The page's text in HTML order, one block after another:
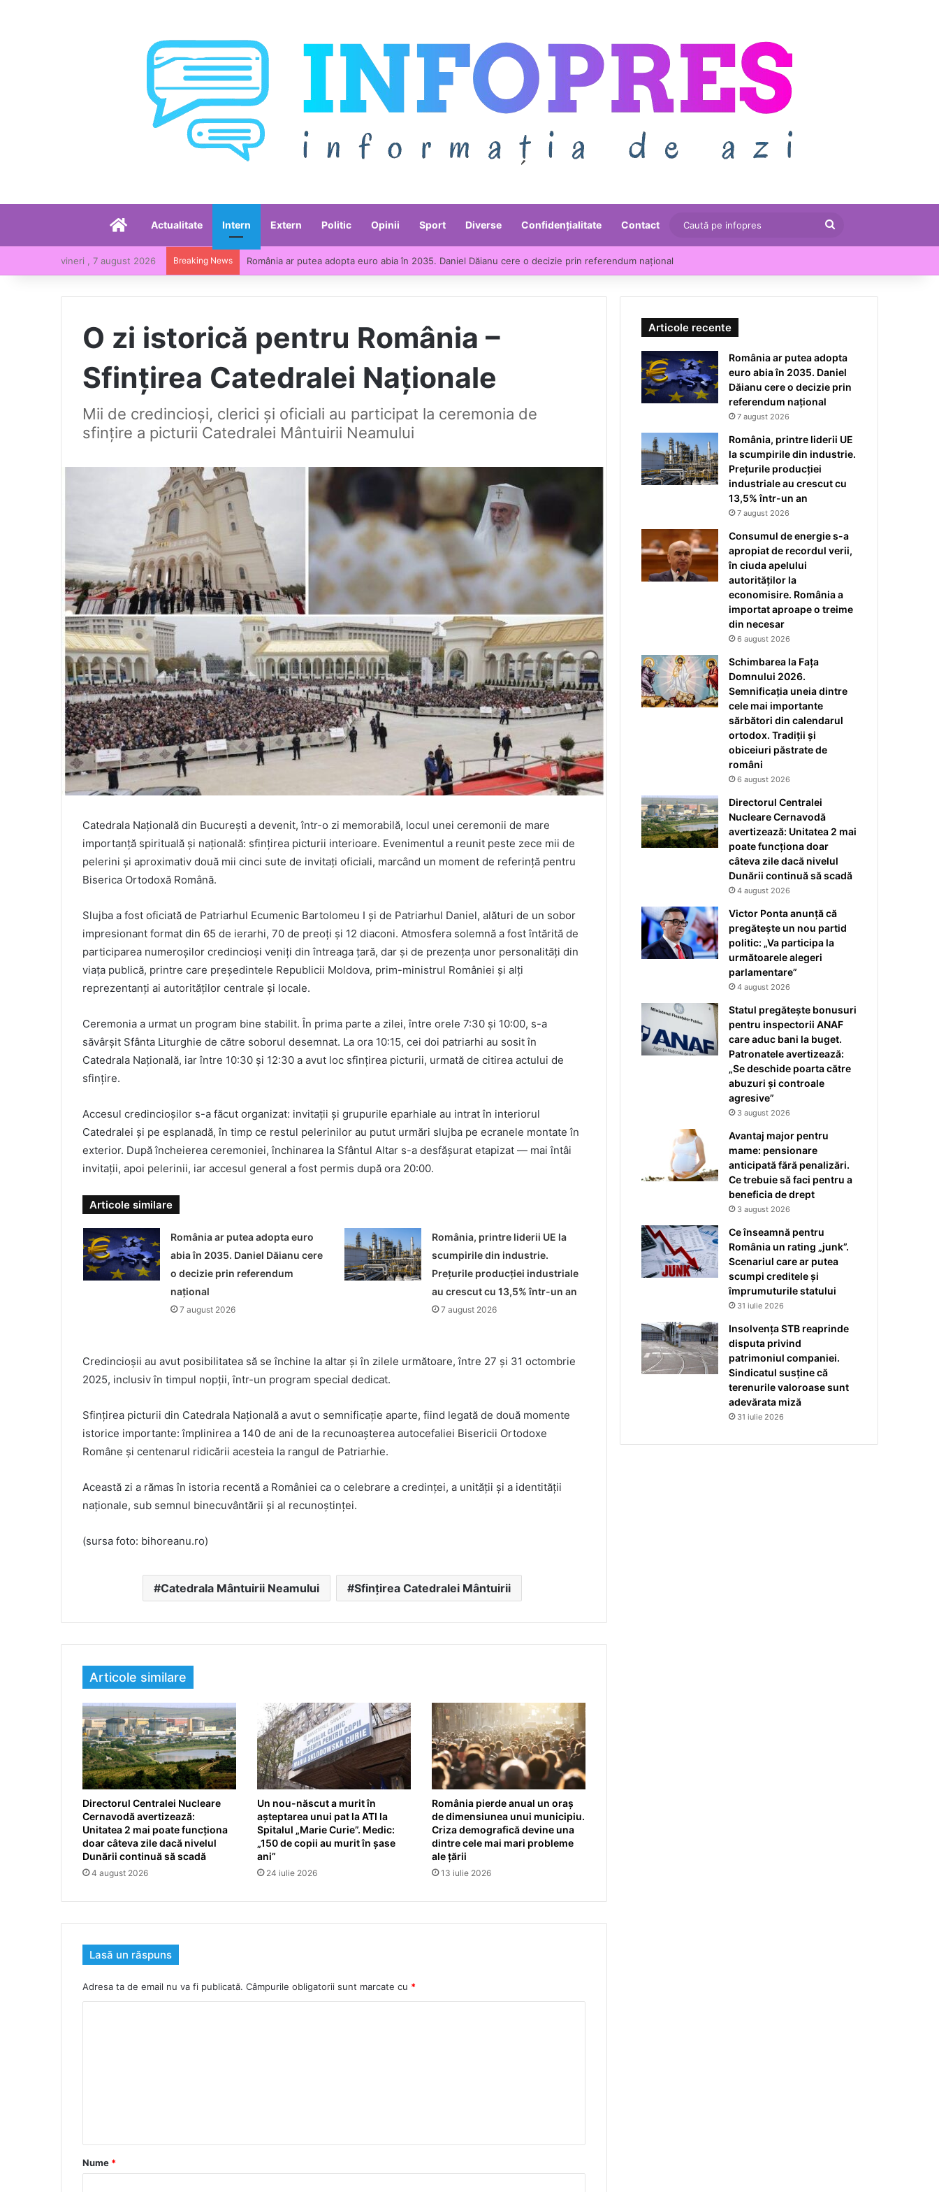
AcasăActualitate Intern Extern Politic Opinii Sport Diverse Confidențialitate Contact
Caută
pe
infopres
vineri , 7 august 2026 Breaking News România, printre liderii UE la scumpirile din industrie. Prețurile producției industriale au crescut cu 13,5% într-un an
O zi istorică pentru România –
Sfințirea Catedralei Naționale
Mii de credincioși, clerici și oficiali au participat la ceremonia de
sfințire a picturii Catedralei Mântuirii Neamului
Catedrala Națională din București a devenit, într-o zi memorabilă, locul unei ceremonii de mare
importanță spirituală și națională: sfințirea picturii interioare. Evenimentul a reunit peste zece mii de
pelerini și aproximativ două mii cinci sute de invitați oficiali, marcând un moment de referință pentru
Biserica Ortodoxă Română.
Slujba a fost oficiată de Patriarhul Ecumenic Bartolomeu I și de Patriarhul Daniel, alături de un sobor
impresionant format din 65 de ierarhi, 70 de preoți și 12 diaconi. Atmosfera solemnă a fost întărită de
participarea numeroșilor credincioși veniți din întreaga țară, dar și de prezența unor personalități din
viața publică, printre care președintele Republicii Moldova, prim-ministrul României și alți
reprezentanți ai autorităților centrale și locale.
Ceremonia a urmat un program bine stabilit. În prima parte a zilei, între orele 7:30 și 10:00, s-a
săvârșit Sfânta Liturghie de către soborul desemnat. La ora 10:15, cei doi patriarhi au sosit în
Catedrala Națională, iar între 10:30 și 12:30 a avut loc sfințirea picturii, urmată de citirea actului de
sfințire.
Accesul credincioșilor s-a făcut organizat: invitații și grupurile eparhiale au intrat în interiorul
Catedralei și pe esplanadă, în timp ce restul pelerinilor au putut urmări slujba pe ecranele montate în
exterior. După încheierea ceremoniei, închinarea la Sfântul Altar s-a desfășurat etapizat — mai întâi
invitații, apoi pelerinii, iar accesul general a fost permis după ora 20:00.
Articole similare
România ar putea adopta euro
abia în 2035. Daniel Dăianu cere
o decizie prin referendum
național
7 august 2026
România, printre liderii UE la
scumpirile din industrie.
Prețurile producției industriale
au crescut cu 13,5% într-un an
7 august 2026
Credincioșii au avut posibilitatea să se închine la altar și în zilele următoare, între 27 și 31 octombrie
2025, inclusiv în timpul nopții, într-un program special dedicat.
Sfințirea picturii din Catedrala Națională a avut o semnificație aparte, fiind legată de două momente
istorice importante: împlinirea a 140 de ani de la recunoașterea autocefaliei Bisericii Ortodoxe
Române și centenarul ridicării acesteia la rangul de Patriarhie.
Această zi a rămas în istoria recentă a României ca o celebrare a credinței, a unității și a identității
naționale, sub semnul binecuvântării și al recunoștinței.
(sursa foto: bihoreanu.ro)
Catedrala Mântuirii Neamului Sfințirea Catedralei Mântuirii
Articole similare
Directorul Centralei Nucleare
Cernavodă avertizează:
Unitatea 2 mai poate funcționa
doar câteva zile dacă nivelul
Dunării continuă să scadă
4 august 2026
Un nou-născut a murit în
așteptarea unui pat la ATI la
Spitalul „Marie Curie”. Medic:
„150 de copii au murit în șase
ani”
24 iulie 2026
România pierde anual un oraș
de dimensiunea unui municipiu.
Criza demografică devine una
dintre cele mai mari probleme
ale țării
13 iulie 2026
Lasă un răspuns
Adresa ta de email nu va fi publicată. Câmpurile obligatorii sunt marcate cu *
rNume *
Articole recente
România ar putea adopta
euro abia în 2035. Daniel
Dăianu cere o decizie prin
referendum național
7 august 2026
România, printre liderii UE
la scumpirile din industrie.
Prețurile producției
industriale au crescut cu
13,5% într-un an
7 august 2026
Consumul de energie s-a
apropiat de recordul verii,
în ciuda apelului
autorităților la
economisire. România a
importat aproape o treime
din necesar
6 august 2026
Schimbarea la Fața
Domnului 2026.
Semnificația uneia dintre
cele mai importante
sărbători din calendarul
ortodox. Tradiții și
obiceiuri păstrate de
români
6 august 2026
Directorul Centralei
Nucleare Cernavodă
avertizează: Unitatea 2 mai
poate funcționa doar
câteva zile dacă nivelul
Dunării continuă să scadă
4 august 2026
Victor Ponta anunță că
pregătește un nou partid
politic: „Va participa la
următoarele alegeri
parlamentare”
4 august 2026
Statul pregătește bonusuri
pentru inspectorii ANAF
care aduc bani la buget.
Patronatele avertizează:
„Se deschide poarta către
abuzuri și controale
agresive”
3 august 2026
Avantaj major pentru
mame: pensionare
anticipată fără penalizări.
Ce trebuie să faci pentru a
beneficia de drept
3 august 2026
Ce înseamnă pentru
România un rating „junk”.
Scenariul care ar putea
scumpi creditele și
împrumuturile statului
31 iulie 2026
Insolvența STB reaprinde
disputa privind
patrimoniul companiei.
Sindicatul susține că
terenurile valoroase sunt
adevărata miză
31 iulie 2026